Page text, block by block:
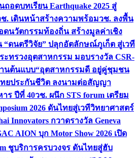
ถอดบทเรียน Earthquake 2025 สู่
ช. เดินหน้าสร้างความพร้อมวช. ลงพื้น
นวัตกรรมท้องถิ่น สร้างมูลค่าเชิง
“ดนตรีวิจัย” ปลุกอัตลักษณ์ภูเก็ต สู่เวที
ะทรวงอุตสาหกรรม มอบรางวัล CSR-
านต้นแบบ“อุตสาหกรรมดี อยู่คู่ชุมชน
ยประกันชีวิต ลงนามต่อสัญญา
ร ปีที่ 40วช. ผนึก STS forum เตรียม
2026 ดันไทยสู่เวทีวิทยาศาสตร์
Innovators กวาดรางวัล Geneva
AION บุก Motor Show 2026 เปิด
ชูบริการครบวงจร ดันไทยสู่ฮับ